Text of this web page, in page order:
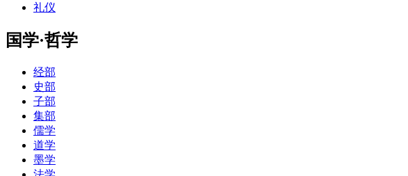
礼仪
国学·哲学
经部
史部
子部
集部
儒学
道学
墨学